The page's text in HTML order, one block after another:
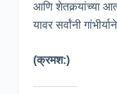
आणि शेतकर्‍यांच्या
यावर सर्वांनी
(क्रमश:)